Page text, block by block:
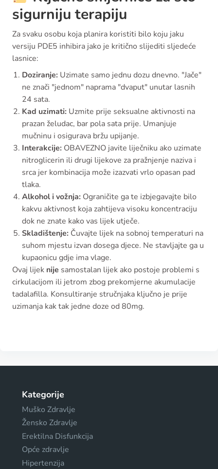
sigurniju terapiju
Za svaku osobu koja planira koristiti bilo koju jaku
versiju PDE5 inhibira jako je kritično slijediti sljedeće
lasnice:
Doziranje: Uzimate samo jednu dozu dnevno. "Jače"
ne znači "jednom" naprama "dvaput" unutar lasnih
24 sata.
Kad uzimati: Uzmite prije seksualne aktivnosti na
prazan želudac, bar pola sata prije. Umanjuje
mučninu i osigurava bržu upijanje.
Interakcije: OBAVEZNO javite liječniku ako uzimate
nitroglicerin ili drugi lijekove za pražnjenje naziva i
srca jer kombinacija može izazvati vrlo opasan pad
tlaka.
Alkohol i vožnja: Ograničite ga te izbjegavajte bilo
kakvu aktivnost koja zahtijeva visoku koncentraciju
dok ne znate kako vas lijek utječe.
Skladištenje: Čuvajte lijek na sobnoj temperaturi na
suhom mjestu izvan dosega djece. Ne stavljajte ga u
kupaonicu gdje ima vlage.
Ovaj lijek nije samostalan lijek ako postoje problemi s
cirkulacijom ili jetrom zbog prekomjerne akumulacije
tadalafilla. Konsultiranje stručnjaka ključno je prije
uzimanja kak tak jedne doze od 80mg.
Kategorije
Muško Zdravlje
Žensko Zdravlje
Erektilna Disfunkcija
Opće zdravlje
Hipertenzija